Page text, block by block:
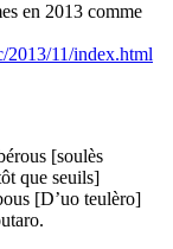
en 2013 comme
2013/11/index.html
[soulès
que seuils]
[D’uo teulèro]